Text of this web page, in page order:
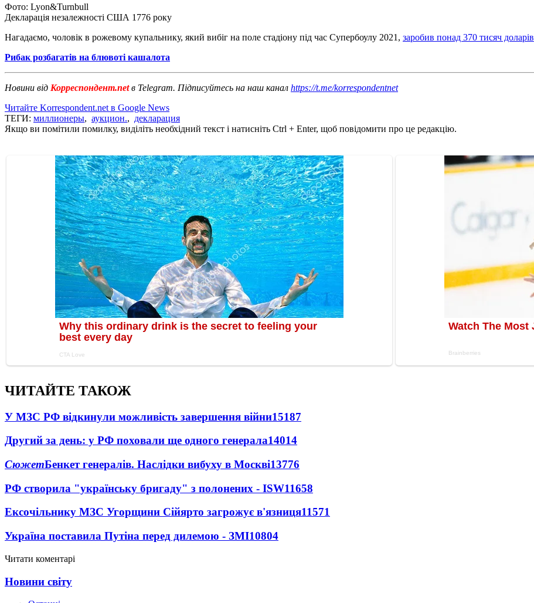
Фото: Lyon&Turnbull
Декларація незалежності США 1776 року
Нагадаємо, чоловік в рожевому купальнику, який вибіг на поле стадіону під час Супербоулу 2021, заробив понад 370 тисяч доларів
Рибак розбагатів на блювоті кашалота
Новини від Корреспондент.netв Telegram. Підписуйтесь на наш канал https://t.me/korrespondentnet
Читайте Korrespondent.net в Google News
ТЕГИ: миллионеры, аукцион., декларация
Якщо ви помітили помилку, виділіть необхідний текст і натисніть Ctrl + Enter, щоб повідомити про це редакцію.
ЧИТАЙТЕ ТАКОЖ
У МЗС РФ відкинули можливість завершення війни15187
Другий за день: у РФ поховали ще одного генерала14014
СюжетБенкет генералів. Наслідки вибуху в Москві13776
РФ створила "українську бригаду" з полонених - ISW11658
Ексочільнику МЗС Угорщини Сійярто загрожує в'язниця11571
Україна поставила Путіна перед дилемою - ЗМІ10804
Читати коментарі
Новини світу